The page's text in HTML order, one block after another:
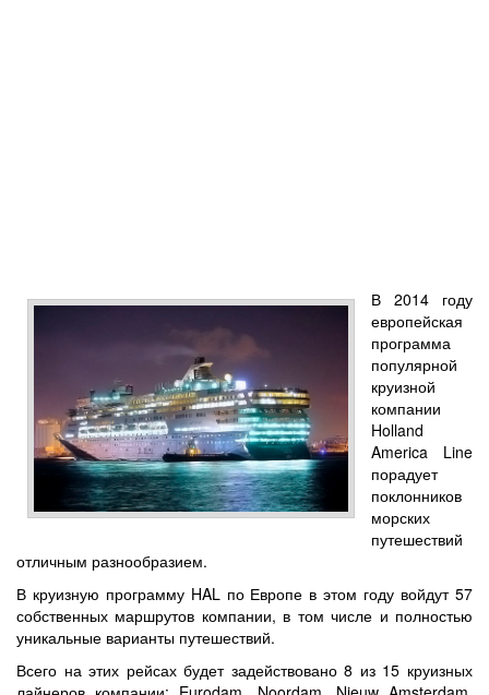
В 2014 году
европейская
программа
популярной
круизной
компании
Holland
America Line
порадует
поклонников
морских
путешествий
отличным разнообразием.
В круизную программу HAL по Европе в этом году войдут 57
собственных маршрутов компании, в том числе и полностью
уникальные варианты путешествий.
Всего на этих рейсах будет задействовано 8 из 15 круизных